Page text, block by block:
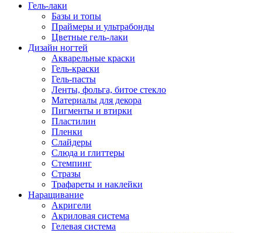
Гель-лаки
Базы и топы
Праймеры и ультрабонды
Цветные гель-лаки
Дизайн ногтей
Акварельные краски
Гель-краски
Гель-пасты
Ленты, фольга, битое стекло
Материалы для декора
Пигменты и втирки
Пластилин
Пленки
Слайдеры
Слюда и глиттеры
Стемпинг
Стразы
Трафареты и наклейки
Наращивание
Акригели
Акриловая система
Гелевая система